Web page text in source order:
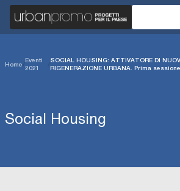
Home/
Eventi
2021
/
SOCIAL HOUSING: ATTIVATORE DI
RIGENERAZIONE URBANA. Prima sessione
Social Housing